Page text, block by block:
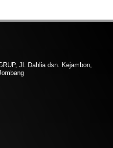
Jl. Dahlia dsn. Kejambon,